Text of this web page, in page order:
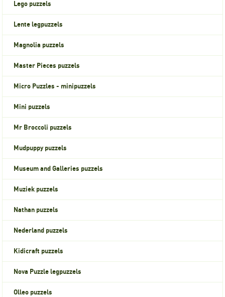
Lego puzzels
Lente legpuzzels
Magnolia puzzels
Master Pieces puzzels
Micro Puzzles - minipuzzels
Mini puzzels
Mr Broccoli puzzels
Mudpuppy puzzels
Museum and Galleries puzzels
Muziek puzzels
Nathan puzzels
Nederland puzzels
Kidicraft puzzels
Nova Puzzle legpuzzels
Olleo puzzels